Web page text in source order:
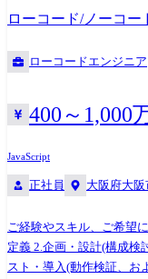
ーション開発や画面設計
外の機能についてはC#や
必要に応じて外部システ
どの開発も担当します。
本番環境への導入作業、
よりスムーズな運用開始
共有を推進します。 技術
善案を提案していました
客様からの理解を得られ
力を失い、工場の規模縮
となることも目の当たり
てエンジニアはスキルを
ることに力を入れていま
る ・システムを用い、競
ワクワクする社会を創っていきます。 【プロ
※】 受注システム：要件
おいて、開発期間は2ヵ
ローコード/ノーコ
ローコードエンジニア
400～1,000
JavaScript
正社員 大阪府大阪
ご経験やスキル、ご希望に
定義 2.企画・設計(構成検
スト・導入(動作検証、お